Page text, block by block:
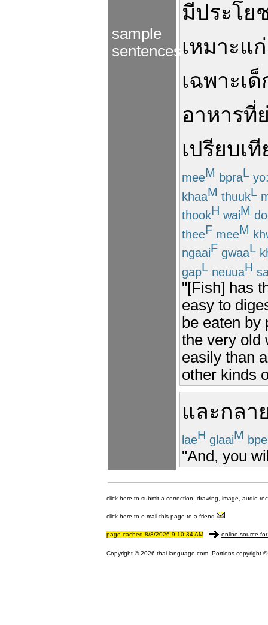
sample
sentences
มีประโย
เหมาะแก่
เฉพาะเ
อาหารที่
เปรียบเ
meeM bpraL
khaaM thuukL
thookH waiM
theeF meeM
ngaaiF gwaaL
gapL neuuaH
"[Fish] has
easy to
be eaten by
the very old
easily than
other kinds
และกลา
laeH glaaiM
"And, you
click here to submit a correction, drawing, image, audio
click here to e-mail this page to a friend
page cached 8/8/2026 9:10:34 AM online source
Copyright © 2026 thai-language.com. Portions copyright